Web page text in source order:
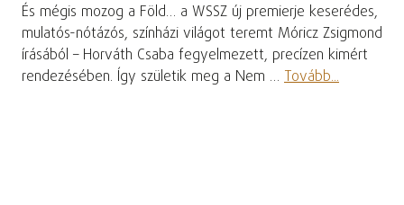
És mégis mozog a Föld… a WSSZ új premierje keserédes,
mulatós-nótázós, színházi világot teremt Móricz Zsigmond
írásából – Horváth Csaba fegyelmezett, precízen kimért
rendezésében. Így születik meg a Nem … Tovább...